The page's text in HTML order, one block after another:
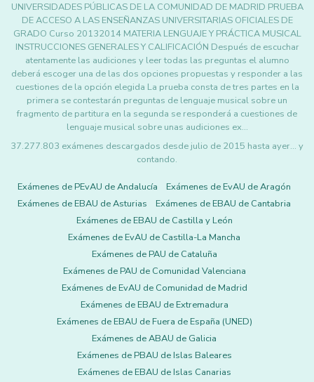
UNIVERSIDADES PÚBLICAS DE LA COMUNIDAD DE MADRID PRUEBA
DE ACCESO A LAS ENSEÑANZAS UNIVERSITARIAS OFICIALES DE
GRADO Curso 20132014 MATERIA LENGUAJE Y PRÁCTICA MUSICAL
INSTRUCCIONES GENERALES Y CALIFICACIÓN Después de escuchar
atentamente las audiciones y leer todas las preguntas el alumno
deberá escoger una de las dos opciones propuestas y responder a las
cuestiones de la opción elegida La prueba consta de tres partes en la
primera se contestarán preguntas de lenguaje musical sobre un
fragmento de partitura en la segunda se responderá a cuestiones de
lenguaje musical sobre unas audiciones ex…
37.277.803 exámenes descargados desde julio de 2015 hasta ayer... y
contando.
Exámenes de PEvAU de Andalucía
Exámenes de EvAU de Aragón
Exámenes de EBAU de Asturias
Exámenes de EBAU de Cantabria
Exámenes de EBAU de Castilla y León
Exámenes de EvAU de Castilla-La Mancha
Exámenes de PAU de Cataluña
Exámenes de PAU de Comunidad Valenciana
Exámenes de EvAU de Comunidad de Madrid
Exámenes de EBAU de Extremadura
Exámenes de EBAU de Fuera de España (UNED)
Exámenes de ABAU de Galicia
Exámenes de PBAU de Islas Baleares
Exámenes de EBAU de Islas Canarias